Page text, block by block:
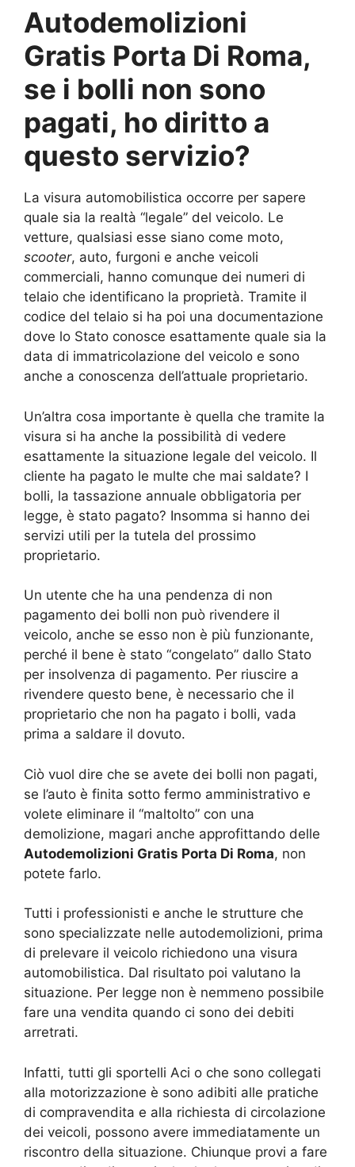
Autodemolizioni
Gratis Porta Di Roma,
se i bolli non sono
pagati, ho diritto a
questo servizio?
La visura automobilistica occorre per sapere
quale sia la realtà “legale” del veicolo. Le
vetture, qualsiasi esse siano come moto,
scooter, auto, furgoni e anche veicoli
commerciali, hanno comunque dei numeri di
telaio che identificano la proprietà. Tramite il
codice del telaio si ha poi una documentazione
dove lo Stato conosce esattamente quale sia la
data di immatricolazione del veicolo e sono
anche a conoscenza dell’attuale proprietario.
Un’altra cosa importante è quella che tramite la
visura si ha anche la possibilità di vedere
esattamente la situazione legale del veicolo. Il
cliente ha pagato le multe che mai saldate? I
bolli, la tassazione annuale obbligatoria per
legge, è stato pagato? Insomma si hanno dei
servizi utili per la tutela del prossimo
proprietario.
Un utente che ha una pendenza di non
pagamento dei bolli non può rivendere il
veicolo, anche se esso non è più funzionante,
perché il bene è stato “congelato” dallo Stato
per insolvenza di pagamento. Per riuscire a
rivendere questo bene, è necessario che il
proprietario che non ha pagato i bolli, vada
prima a saldare il dovuto.
Ciò vuol dire che se avete dei bolli non pagati,
se l’auto è finita sotto fermo amministrativo e
volete eliminare il “maltolto” con una
demolizione, magari anche approfittando delle
Autodemolizioni Gratis Porta Di Roma, non
potete farlo.
Tutti i professionisti e anche le strutture che
sono specializzate nelle autodemolizioni, prima
di prelevare il veicolo richiedono una visura
automobilistica. Dal risultato poi valutano la
situazione. Per legge non è nemmeno possibile
fare una vendita quando ci sono dei debiti
arretrati.
Infatti, tutti gli sportelli Aci o che sono collegati
alla motorizzazione è sono adibiti alle pratiche
di compravendita e alla richiesta di circolazione
dei veicoli, possono avere immediatamente un
riscontro della situazione. Chiunque provi a fare